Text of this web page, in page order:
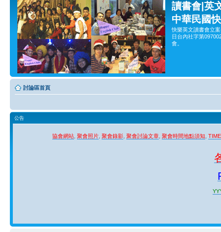
讀書會|英
中華民國
快樂英文讀書會立
日台內社字第
會。
討論區首頁
公告
協會網站 聚會照片 聚會錄影 聚會討論文章 聚會時間地點須知